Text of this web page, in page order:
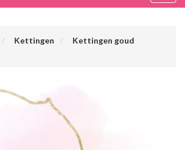
Kettingen
Kettingen goud